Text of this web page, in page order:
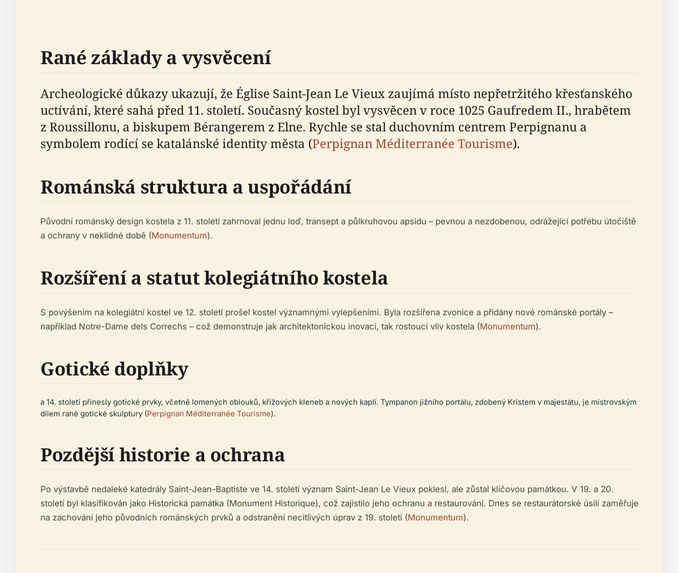
Rané základy a vysvěcení
Archeologické důkazy ukazují, že Église Saint-Jean Le Vieux zaujímá místo nepřetržitého křesťanského
uctívání, které sahá před 11. století. Současný kostel byl vysvěcen v roce 1025 Gaufredem II., hrabětem
z Roussillonu, a biskupem Bérangerem z Elne. Rychle se stal duchovním centrem Perpignanu a
symbolem rodící se katalánské identity města (Perpignan Méditerranée Tourisme).
Románská struktura a uspořádání
Původní románský design kostela z 11. století zahrnoval jednu loď, transept a půlkruhovou apsidu – pevnou a nezdobenou, odrážející potřebu útočiště
a ochrany v neklidné době (Monumentum).
Rozšíření a statut kolegiátního kostela
S povýšením na kolegiátní kostel ve 12. století prošel kostel významnými vylepšeními. Byla rozšířena zvonice a přidány nové románské portály –
například Notre-Dame dels Correchs – což demonstruje jak architektonickou inovaci, tak rostoucí vliv kostela (Monumentum).
Gotické doplňky
a 14. století přinesly gotické prvky, včetně lomených oblouků, křížových kleneb a nových kaplí. Tympanon jižního portálu, zdobený Kristem v majestátu, je mistrovským
dílem raně gotické skulptury (Perpignan Méditerranée Tourisme).
Pozdější historie a ochrana
Po výstavbě nedaleké katedrály Saint-Jean-Baptiste ve 14. století význam Saint-Jean Le Vieux poklesl, ale zůstal klíčovou památkou. V 19. a 20.
století byl klasifikován jako Historická památka (Monument Historique), což zajistilo jeho ochranu a restaurování. Dnes se restaurátorské úsilí zaměřuje
na zachování jeho původních románských prvků a odstranění necitlivých úprav z 19. století (Monumentum).